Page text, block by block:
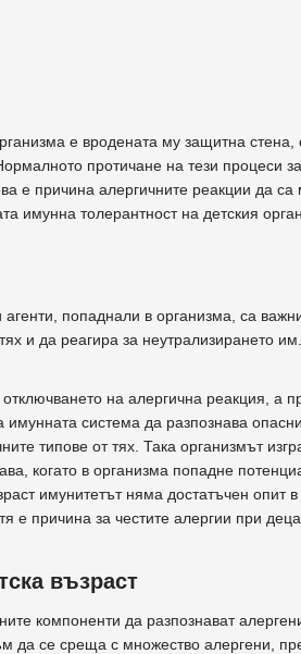
е вродената му защитна
протичане на тези процеси
е причина алергичните реакции да
имунна толерантност на детския
попаднали в организма, са
и да реагира за неутрализирането им.
на алергична реакция, а
имунната система да разпознава
типове от тях. Така организмът
когато в организма попадне
имунитетът няма достатъчен опит
е причина за честите алергии при
възраст
компоненти да разпознават
да се среща с множество алергени,